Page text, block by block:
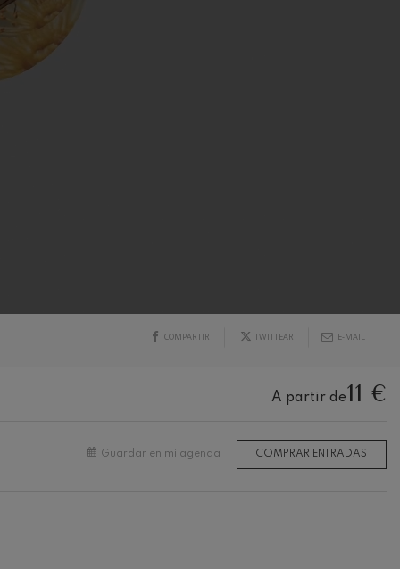
COMPARTIR TWITTEAR E-MAIL
Guardar en mi agenda COMPRAR ENTRADAS
A partir de11 €